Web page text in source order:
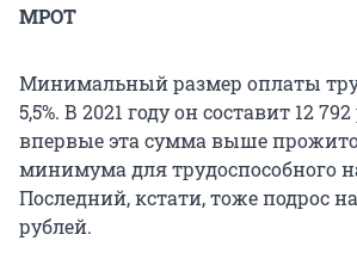
МРОТ
Минимальный размер оплаты
5,5%. В 2021 году он составит 12
впервые эта сумма выше
минимума для трудоспособного
Последний, кстати, тоже подрос на
рублей.